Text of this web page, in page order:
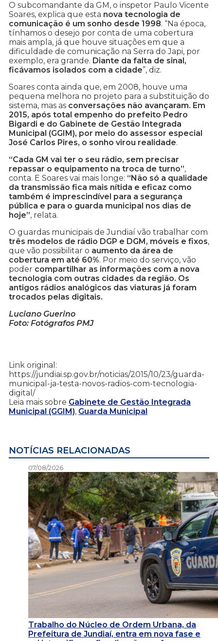
O subcomandante da GM, o inspetor Paulo Vicente
Soares, explica que esta nova tecnologia de
comunicação é um sonho desde 1998. “Na época,
tínhamos o desejo por conta de uma cobertura
mais ampla, já que houve situações em que a
dificuldade de comunicação na Serra do Japi, por
exemplo, era grande. Diante da falta de sinal,
ficávamos isolados com a cidade”, diz.
Soares conta ainda que, em 2008, houve uma
pequena melhora no projeto para a substituição do
sistema, mas as conversações não avançaram. Em
2015, após total empenho do prefeito Pedro
Bigardi e do Gabinete de Gestão Integrada
Municipal (GGIM), por meio do assessor especial
José Carlos Pires, o sonho virou realidade.
“Cada GM vai ter o seu rádio, sem precisar
repassar o equipamento na troca de turno”,
conta. E Soares vai mais longe: “Não só a qualidade
da transmissão fica mais nítida e eficaz como
também é imprescindível para a segurança
pública e para o guarda municipal nos dias de
hoje”, relata.
O guardas municipais de Jundiaí vão trabalhar com
três modelos de rádio DGP e DGM, móveis e fixos,
que vão possibilitar o aumento da área de
cobertura em até 60%. Por meio do serviço, vão
poder compartilhar as informações com a nova
tecnologia com outras cidades da região. Os
antigos rádios analógicos das viaturas já foram
trocados pelas digitais.
Luciano Guerino
Foto: Fotógrafos PMJ
Link original:
https://jundiai.sp.gov.br/noticias/2015/10/23/guarda-
municipal-ja-testa-novos-radios-com-tecnologia-
digital/
Leia mais sobre Gabinete de Gestão Integrada
Municipal (GGIM), Guarda Municipal
NOTÍCIAS RELACIONADAS
07/08/2026
Trabalho do Núcleo de Ordem Urbana, da
Prefeitura de Jundiaí, entra em nova fase e